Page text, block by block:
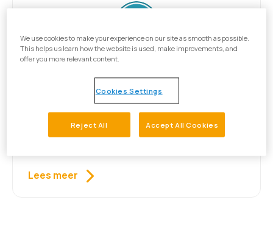
Accepteren
Dit is voor mensen die aan de slag willen om
nare gevoelens en gebeurtenissen een plekje
te geven.
Lees meer
We use cookies to make your experience on our site as smooth as possible.
This helps us learn how the website is used, make improvements, and
offer you more relevant content.
Cookies Settings
Reject All Accept All Cookies